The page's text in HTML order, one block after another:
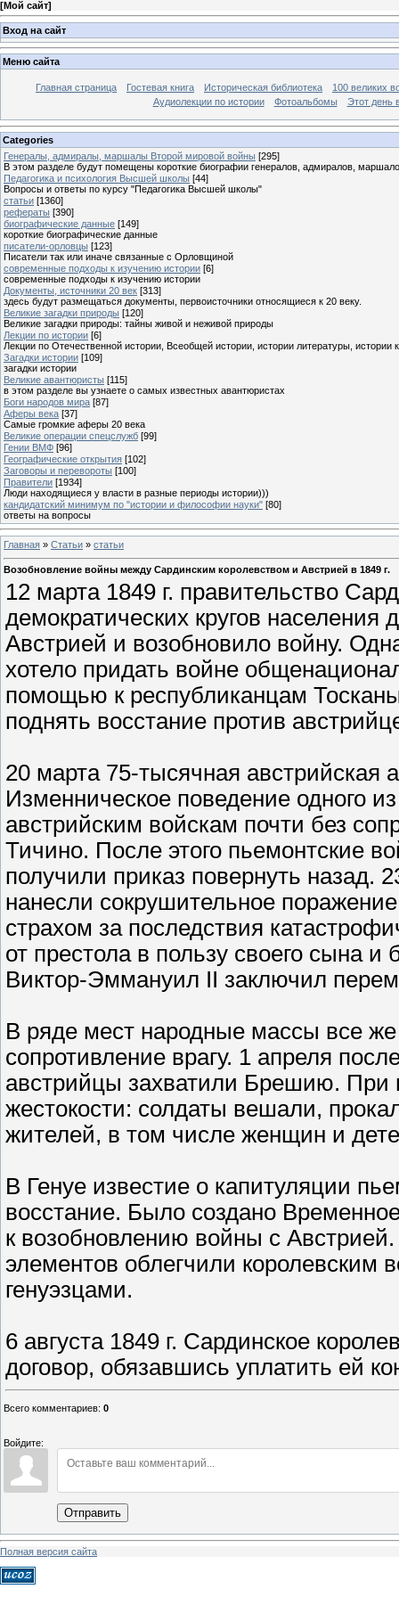
[Мой сайт]
Вход на сайт
Меню сайта
Главная страница Гостевая книга Историческая библиотека
100 великих
Аудиолекции по истории
Фотоальбомы Этот день
Categories
Генералы, адмиралы, маршалы Второй мировой войны [295]
В этом разделе будут помещены короткие биографии генералов, адмиралов,
Педагогика и психология Высшей школы [44]
Вопросы и ответы по курсу "Педагогика Высшей школы"
статьи [1360]
рефераты [390]
биографические данные [149]
короткие биографические данные
писатели-орловцы [123]
Писатели так или иначе связанные с Орловщиной
современные подходы к изучению истории [6]
современные подходы к изучению истории
Документы, источники 20 век [313]
здесь будут размещаться документы, первоисточники относящиеся к 20 веку.
Великие загадки природы [120]
Великие загадки природы: тайны живой и неживой природы
Лекции по истории [6]
Лекции по Отечественной истории, Всеобщей истории, истории литературы, истории
Загадки истории [109]
загадки истории
Великие авантюристы [115]
в этом разделе вы узнаете о самых известных авантюристах
Боги народов мира [87]
Аферы века [37]
Самые громкие аферы 20 века
Великие операции спецслужб [99]
Гении ВМФ [96]
Географические открытия [102]
Заговоры и перевороты [100]
Правители [1934]
Люди находящиеся у власти в разные периоды истории)))
кандидатский минимум по "истории и философии науки" [80]
ответы на вопросы
Главная » Статьи » статьи
Возобновление войны между Сардинским королевством и Австрией в 1849 г.
12 марта 1849 г. правительство
демократических кругов
Австрией и возобновило войну.
хотело придать войне
помощью к республиканцам
поднять восстание против
20 марта 75-тысячная австрийская
Изменническое поведение одного
австрийским войскам почти без
Тичино. После этого пьемонтские
получили приказ повернуть назад.
нанесли сокрушительное
страхом за последствия
от престола в пользу своего сына
Виктор-Эммануил II заключил
В ряде мест народные массы все
сопротивление врагу. 1 апреля
австрийцы захватили Брешию. При
жестокости: солдаты вешали,
жителей, в том числе женщин и
В Генуе известие о капитуляции
восстание. Было создано
к возобновлению войны с
элементов облегчили королевским
генуэзцами.
6 августа 1849 г. Сардинское
договор, обязавшись уплатить ей
Всего комментариев: 0
Войдите:
Отправить
Полная версия сайта